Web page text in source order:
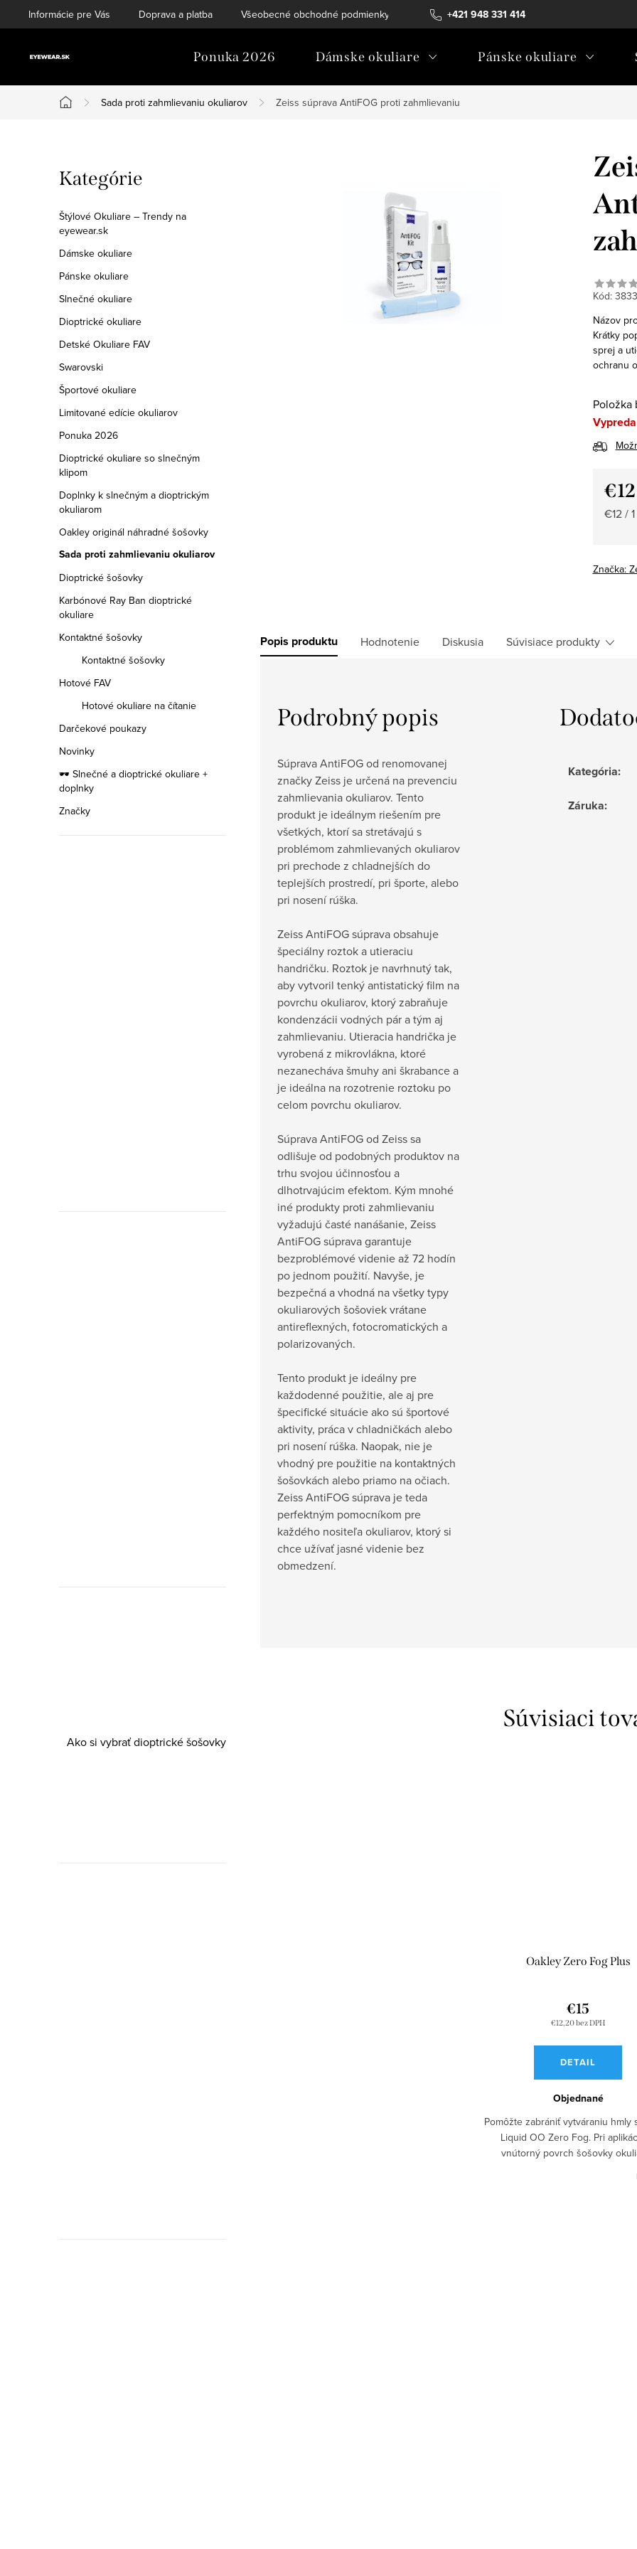
na
+421 948 331 414
Informácie pre Vás Doprava a platba Všeobecné obchodné podmienky Ochrana osobných údajov
Ponuka 2026 Dámske okuliare Pánske okuliare
Domov
Sada proti zahmlievaniu okuliarov Zeiss súprava AntiFOG proti zahmlievaniu
o
č
n
ý
p
a
n
e
l
Preskočiť
kategórie
Kategórie
Štýlové Okuliare – Trendy na
eyewear.sk
Dámske okuliare
Pánske okuliare
Slnečné okuliare
Dioptrické okuliare
Detské Okuliare FAV
Swarovski
Športové okuliare
Limitované edície okuliarov
Ponuka 2026
Dioptrické okuliare so slnečným
klipom
Doplnky k slnečným a dioptrickým
okuliarom
Oakley originál náhradné šošovky
Sada proti zahmlievaniu okuliarov
Dioptrické šošovky
Karbónové Ray Ban dioptrické
okuliare
Kontaktné šošovky
Kontaktné šošovky
Hotové FAV
Hotové okuliare na čítanie
Darčekové poukazy
Novinky
🕶️ Slnečné a dioptrické okuliare +
doplnky
Značky
Originálne
náhradné
Ako si vybrať dioptrické šošovky
Kód: 3833
Názov
Krátky
sprej a
ochranu
Položka
€12 /
Značka:
Popis produktu Hodnotenie Diskusia Súvisiace produkty
Podrobný popis
Súprava AntiFOG od renomovanej
značky Zeiss je určená na prevenciu
zahmlievania okuliarov. Tento
produkt je ideálnym riešením pre
všetkých, ktorí sa stretávajú s
problémom zahmlievaných okuliarov
pri prechode z chladnejších do
teplejších prostredí, pri športe, alebo
pri nosení rúška.
Zeiss AntiFOG súprava obsahuje
špeciálny roztok a utieraciu
handričku. Roztok je navrhnutý tak,
aby vytvoril tenký antistatický film na
povrchu okuliarov, ktorý zabraňuje
kondenzácii vodných pár a tým aj
zahmlievaniu. Utieracia handrička je
vyrobená z mikrovlákna, ktoré
nezanecháva šmuhy ani škrabance a
je ideálna na rozotrenie roztoku po
celom povrchu okuliarov.
Súprava AntiFOG od Zeiss sa
odlišuje od podobných produktov na
trhu svojou účinnosťou a
dlhotrvajúcim efektom. Kým mnohé
iné produkty proti zahmlievaniu
vyžadujú časté nanášanie, Zeiss
AntiFOG súprava garantuje
bezproblémové videnie až 72 hodín
po jednom použití. Navyše, je
bezpečná a vhodná na všetky typy
okuliarových šošoviek vrátane
antireflexných, fotocromatických a
polarizovaných.
Tento produkt je ideálny pre
každodenné použitie, ale aj pre
špecifické situácie ako sú športové
aktivity, práca v chladničkách alebo
pri nosení rúška. Naopak, nie je
vhodný pre použitie na kontaktných
šošovkách alebo priamo na očiach.
Zeiss AntiFOG súprava je teda
perfektným pomocníkom pre
každého nositeľa okuliarov, ktorý si
chce užívať jasné videnie bez
obmedzení.
Kategória:
Záruka:
Súvisiaci
Oakley Zero Fog Plus
€12,20 bez DPH
€15
DETAIL
Objednané
Pomôžte zabrániť vytváraniu hmly
Liquid OO Zero Fog. Pri
vnútorný povrch šošovky